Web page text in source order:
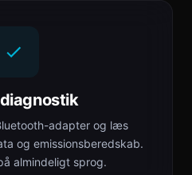
adapter og læs
og emissionsberedskab.
almindeligt sprog.